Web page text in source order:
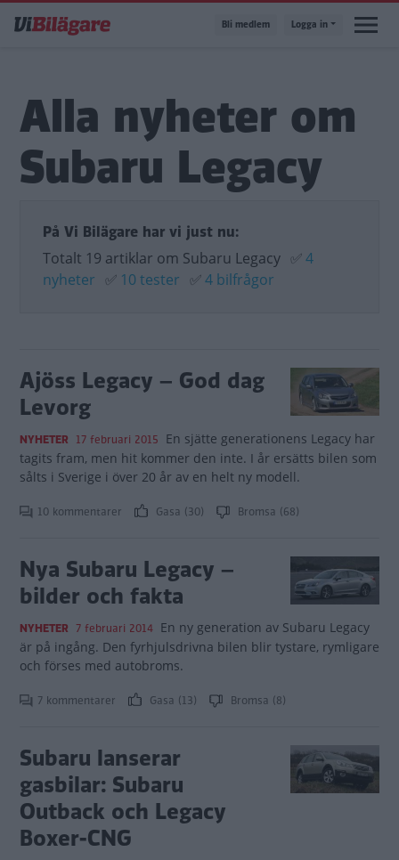
till
Bli medlem Logga in
Alla nyheter om
Subaru Legacy
På Vi Bilägare har vi just nu:
Totalt 19 artiklar om Subaru Legacy ✅4
nyheter ✅ 10 tester ✅4 bilfrågor
Ajöss Legacy – God dag
Levorg
NYHETER 17 februari 2015 En sjätte generationens Legacy har
tagits fram, men hit kommer den inte. I år ersätts bilen som
sålts i Sverige i över 20 år av en helt ny modell.
10 kommentarer Gasa (30) Bromsa (68)
Nya Subaru Legacy –
bilder och fakta
NYHETER 7 februari 2014 En ny generation av Subaru Legacy
är på ingång. Den fyrhjulsdrivna bilen blir tystare, rymligare
och förses med autobroms.
7 kommentarer Gasa (13) Bromsa (8)
Subaru lanserar
gasbilar: Subaru
Outback och Legacy
Boxer-CNG